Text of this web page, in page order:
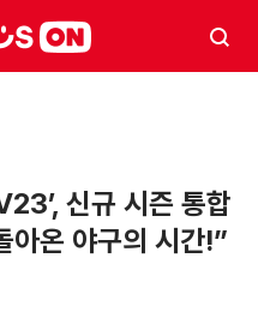
신규 시즌 통합
아온 야구의 시간!”